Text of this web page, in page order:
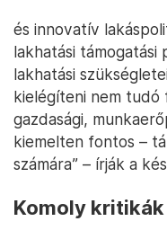
és innovatív
lakhatási
lakhatási
kielégíteni nem tudó
gazdasági,
kiemelten fontos –
számára” – írják a
Komoly